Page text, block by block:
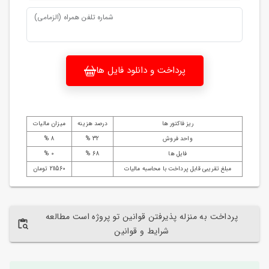
شماره تلفن همراه (الزمامی)
پرداخت و دانلود فایل ها
ریز فاکتور ها درصد هزینه
میزان مالیات
واحد فروش
32 %
8 %
فایل ها
68 %
0 %
مبلغ تقریبی قابل پرداخت با محاسبه مالیات
211560 تومان
پرداخت به منزله پذیرفتن قوانین تو پروژه است مطالعه
شرایط و قوانین